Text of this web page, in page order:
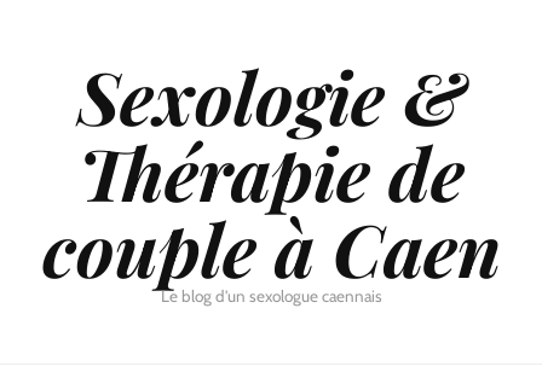
Sexologie &
Thérapie de
couple à Caen
Le blog d'un sexologue caennais